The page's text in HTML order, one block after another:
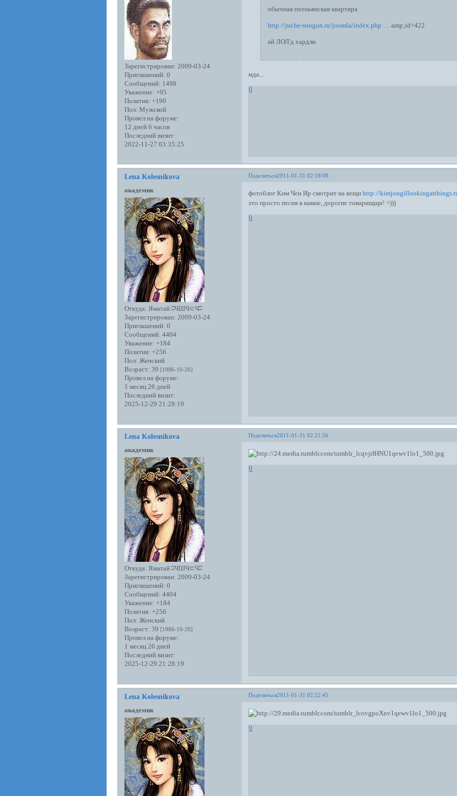
Зарегистрирован: 2009-03-24
Приглашений: 0
Сообщений: 1498
Уважение: +95
Позитив: +190
Пол: Мужской
Провел на форуме:
12 дней 6 часов
Последний визит:
2022-11-27 03:35:25
обычная пхеньянская квартира
http://juche-songun.ru/joomla/index.php … amp;id=422
ай ЛОЛ'д хардли
мда...
0
Поделиться2011-01-31 02:18:08
Lena Kolesnikova
академик
Откуда: Яматай ʭЧШЧ⊂Чʭ
Зарегистрирован: 2009-03-24
Приглашений: 0
Сообщений: 4404
Уважение: +184
Позитив: +256
Пол: Женский
Возраст: 39 [1986-10-26]
Провел на форуме:
1 месяц 26 дней
Последний визит:
2025-12-29 21:28:19
фотоблог Ким Чен Ир смотрит на вещиhttp://
это просто песня в камне, дорогие товарищщи! =)))
0
Поделиться2011-01-31 02:21:56
Lena Kolesnikova
академик
Откуда: Яматай ʭЧШЧ⊂Чʭ
Зарегистрирован: 2009-03-24
Приглашений: 0
Сообщений: 4404
Уважение: +184
Позитив: +256
Пол: Женский
Возраст: 39 [1986-10-26]
Провел на форуме:
1 месяц 26 дней
Последний визит:
2025-12-29 21:28:19
0
Поделиться2011-01-31 02:22:45
Lena Kolesnikova
академик
0